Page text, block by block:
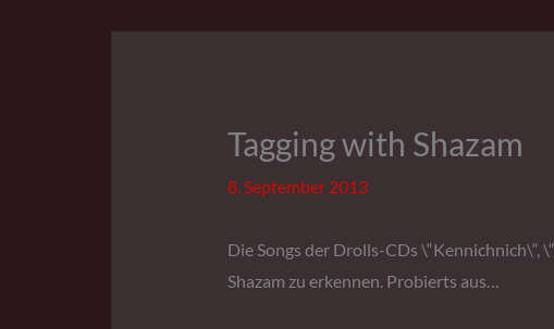
Tagging with Shazam
8. September 2013
Die Songs der Drolls-CDs \“Kennichnich\“,
Shazam zu erkennen. Probierts aus…